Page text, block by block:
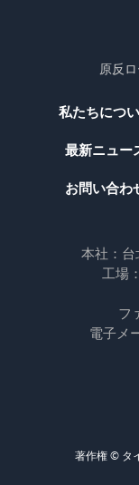
原反
私たちにつ
最新ニュー
お問い合わ
本社：
工場
フ
電子メ
著作権 © タ